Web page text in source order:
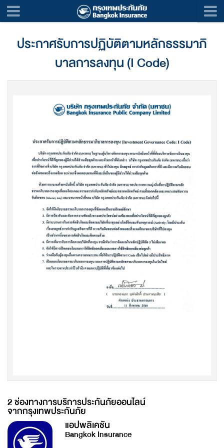
ประกาศรับการปฏิบัติตามหลักธรรมาภิ
บาลการลงทุน (I Code)
2 ช่องทางการบริการประกันภัยออนไลน์
จากกรุงเทพประกันภัย
แอปพลิเคชัน
Bangkok Insurance